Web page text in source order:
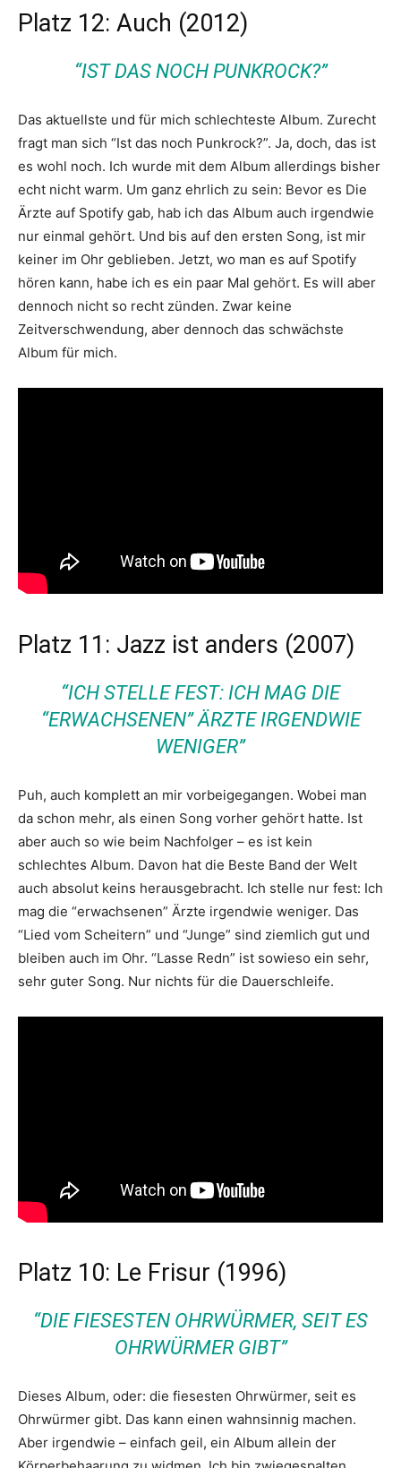
Platz 12: Auch (2012)
“IST DAS NOCH PUNKROCK?”
Das aktuellste und für mich schlechteste Album. Zurecht
fragt man sich “Ist das noch Punkrock?”. Ja, doch, das ist
es wohl noch. Ich wurde mit dem Album allerdings bisher
echt nicht warm. Um ganz ehrlich zu sein: Bevor es Die
Ärzte auf Spotify gab, hab ich das Album auch irgendwie
nur einmal gehört. Und bis auf den ersten Song, ist mir
keiner im Ohr geblieben. Jetzt, wo man es auf Spotify
hören kann, habe ich es ein paar Mal gehört. Es will aber
dennoch nicht so recht zünden. Zwar keine
Zeitverschwendung, aber dennoch das schwächste
Album für mich.
Platz 11: Jazz ist anders (2007)
“ICH STELLE FEST: ICH MAG DIE
“ERWACHSENEN” ÄRZTE IRGENDWIE
WENIGER”
Puh, auch komplett an mir vorbeigegangen. Wobei man
da schon mehr, als einen Song vorher gehört hatte. Ist
aber auch so wie beim Nachfolger – es ist kein
schlechtes Album. Davon hat die Beste Band der Welt
auch absolut keins herausgebracht. Ich stelle nur fest: Ich
mag die “erwachsenen” Ärzte irgendwie weniger. Das
“Lied vom Scheitern” und “Junge” sind ziemlich gut und
bleiben auch im Ohr. “Lasse Redn” ist sowieso ein sehr,
sehr guter Song. Nur nichts für die Dauerschleife.
Platz 10: Le Frisur (1996)
“DIE FIESESTEN OHRWÜRMER, SEIT ES
OHRWÜRMER GIBT”
Dieses Album, oder: die fiesesten Ohrwürmer, seit es
Ohrwürmer gibt. Das kann einen wahnsinnig machen.
Aber irgendwie – einfach geil, ein Album allein der